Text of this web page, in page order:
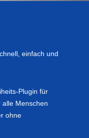
einfach und
Plugin für
Menschen
ohne